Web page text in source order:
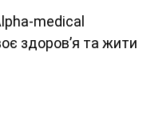
medical
здоров’я та жити